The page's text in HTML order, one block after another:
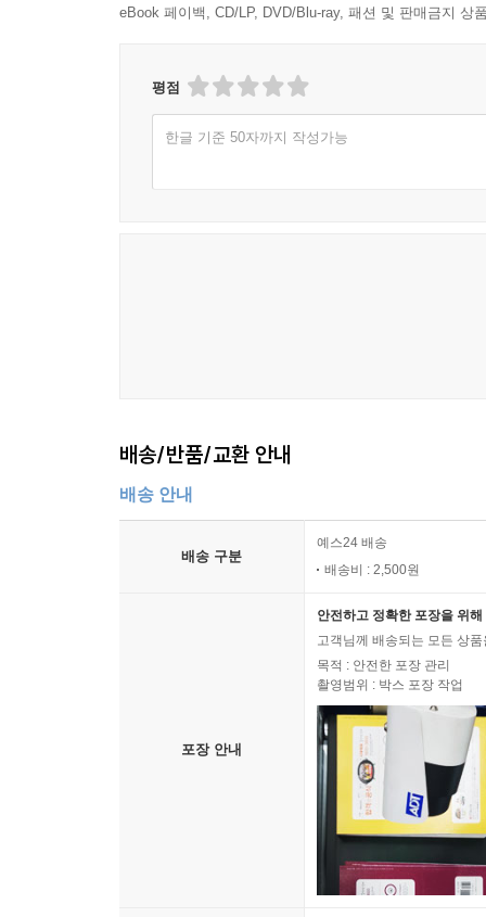
eBook 페이백, CD/LP, DVD/Blu-ray, 패션 및 판매금지 상
평점
한글 기준 50자까지 작성가능
배송/반품/교환 안내
배송 안내
배송 구분
예스24 배송
배송비 : 2,500원
포장 안내
안전하고 정확한 포장을 위
고객님께 배송되는 모든 상
목적 : 안전한 포장 관리
촬영범위 : 박스 포장 작업